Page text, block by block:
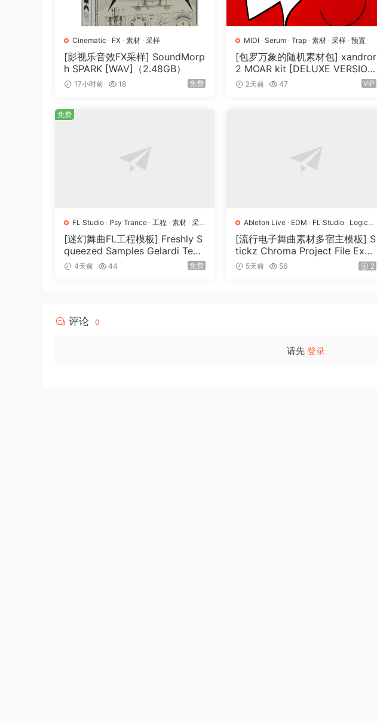
Cinematic · FX · 素材 · 采样
[影视乐音效FX采样] SoundMorp
h SPARK [WAV]（2.48GB）
17小时前 18 免费
MIDI · Serum· Trap· 素材· 采样· 预置
[包罗万象的随机素材包] xandror
2 MOAR kit [DELUXE VERSIO
N] [WAV, MiDi]（3.1GB）
2天前 47 VIP
FL Studio · Psy Trance · 工程 · 素材 · 采
样
[迷幻舞曲FL工程模板] Freshly S
queezed Samples Gelardi Tem
plate Essentials Vol.1（54.7M
4天前 44 免费
免费
Ableton Live· EDM · FL Studio· Logic
Pro· Pop·工程 ·素材· 采样
[流行电子舞曲素材多宿主模板] S
tickz Chroma Project File Expa
nsion（2.53GB）
5天前 56 2
评论 0
请先 登录